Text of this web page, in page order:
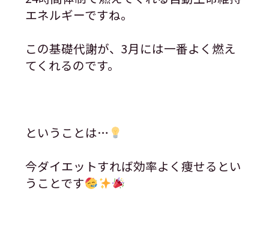
エネルギーですね。
この基礎代謝が、3月には一番よく燃え
てくれるのです。
ということは…
今ダイエットすれば効率よく痩せるとい
うことです